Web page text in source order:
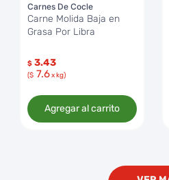
Carnes De Cocle
Carne Molida Baja en
Grasa Por Libra
$ 3.43
($ 7.6x kg)
Agregar al carrito